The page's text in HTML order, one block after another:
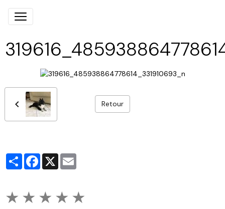
Retour
PartagerFacebook
X
★ ★ ★ ★ ★